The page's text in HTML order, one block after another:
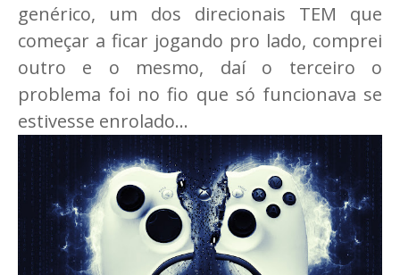
genérico, um dos direcionais TEM que
começar a ficar jogando pro lado, comprei
outro e o mesmo, daí o terceiro o
problema foi no fio que só funcionava se
estivesse enrolado...